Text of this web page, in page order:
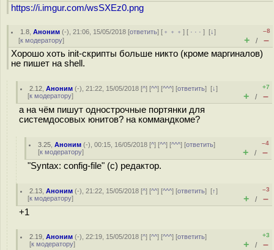
https://i.imgur.com/wsSXEz0.png
1.8 ,Аноним (-), 21:06, 15/05/2018 [ответить] [ ﹢﹢﹢] [ · · ·][↓]
[к модератору]
–8
+ / –
Хорошо хоть init-скрипты больше никто (кроме маргиналов)
не пишет на shell.
2.12 ,Аноним (-), 21:22, 15/05/2018 [^] [^^] [^^^] [ответить][↓]
[к модератору]
+7
+ / –
а на чём пишут однострочные портянки для
системдосовых юнитов? на коммандкоме?
3.25 ,Аноним (-), 00:15, 16/05/2018 [^] [^^] [^^^] [ответить]
[к модератору]
–4
+ / –
"Syntax: config-file" (c) редактор.
2.13 ,Аноним (-), 21:22, 15/05/2018 [^] [^^] [^^^] [ответить][↑]
[к модератору]
–3
+ / –
+1
2.19 ,Аноним (-), 22:19, 15/05/2018 [^] [^^] [^^^] [ответить]
[к модератору]
+3
+ / –